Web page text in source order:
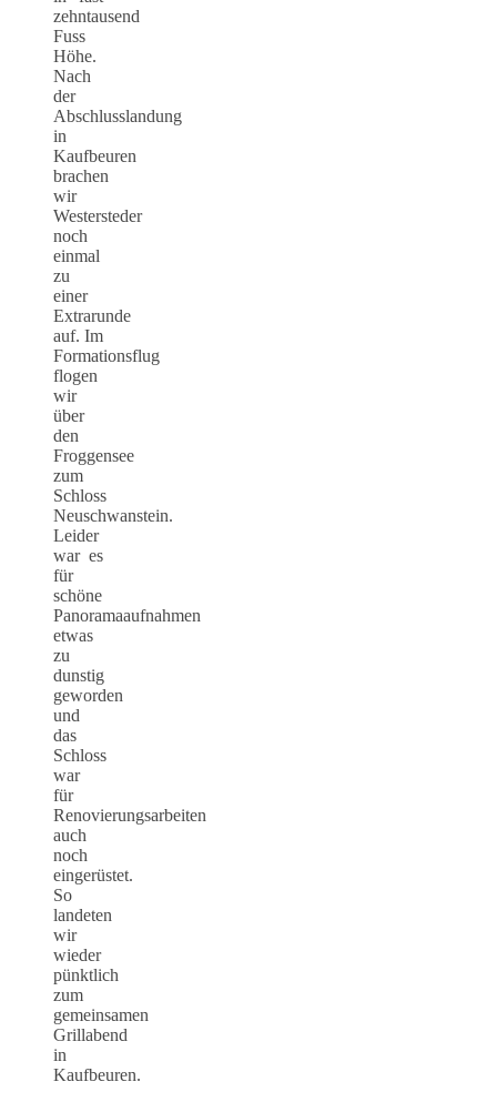
zehntausend
Fuss
Höhe.
Nach
der
Abschlusslandung
in
Kaufbeuren
brachen
wir
Westersteder
noch
einmal
zu
einer
Extrarunde
auf. Im
Formationsflug
flogen
wir
über
den
Froggensee
zum
Schloss
Neuschwanstein.
Leider
war es
für
schöne
Panoramaaufnahmen
etwas
zu
dunstig
geworden
und
das
Schloss
war
für
Renovierungsarbeiten
auch
noch
eingerüstet.
So
landeten
wir
wieder
pünktlich
zum
gemeinsamen
Grillabend
in
Kaufbeuren.